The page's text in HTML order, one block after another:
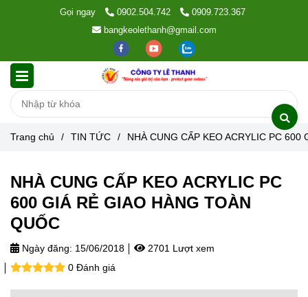
Gọi ngay 0902.504.742
0909.723.367
bangkeolethanh@gmail.com
Trang chủ / TIN TỨC / NHÀ CUNG CẤP KEO ACRYLIC PC 600
NHÀ CUNG CẤP KEO ACRYLIC PC
600 GIÁ RẺ GIAO HÀNG TOÀN
QUỐC
Ngày đăng: 15/06/2018
2701 Lượt xem
0 Đánh giá